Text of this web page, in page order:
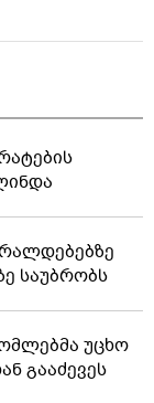
საუბრობს
უცხო
გააძევეს